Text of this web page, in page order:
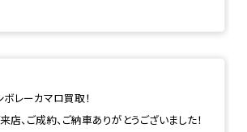
ボレーカマロ買取！
店、ご成約、ご納車ありがとうございました！